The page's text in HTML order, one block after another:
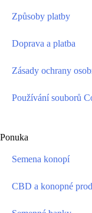
Způsoby platby
Doprava a platba
Zásady ochrany
Používání souborů
Ponuka
Semena konopí
CBD a konopné